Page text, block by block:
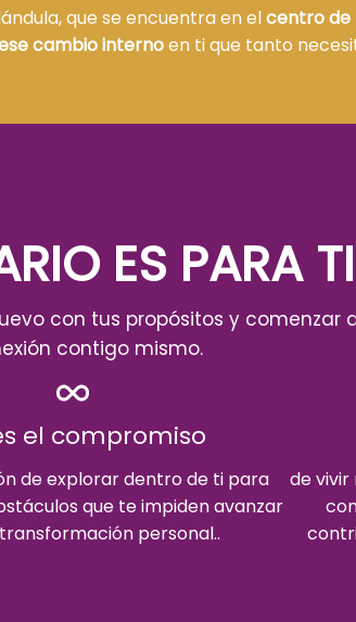
que se encuentra en elcentro
cambio internoen ti que tanto
ES PARA
con tus propósitos y
contigo mismo.
el compromiso
de explorar dentro de ti para
que te impiden avanzar
personal..
de vivir